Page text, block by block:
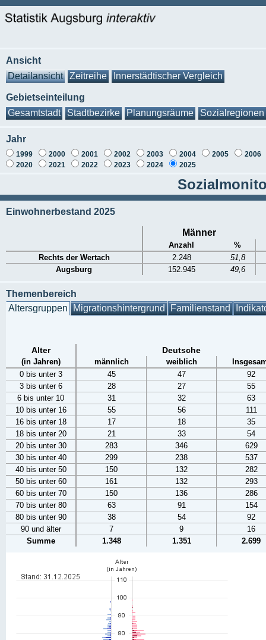
Ansicht
Detailansicht
Zeitreihe Innerstädtischer Vergleich
Gebietseinteilung
Gesamtstadt
Stadtbezirke Planungsräume Sozialregionen
Jahr
1999 2000 2001 2002 2003 2004 2005
2006
2020
2021 2022 2023 2024 2025
Einwohnerbestand 2025
Männer
Anzahl
%
Rechts der Wertach
2.248
51,8
Augsburg
152.945 49,6
Themenbereich
Altersgruppen Migrationshintergrund Familienstand
Alter Deutsche
(in Jahren) männlich weiblich
0 bis unter 3
45 47
92
3 bis unter 6
28 27
55
6 bis unter 10
31 32
63
10 bis unter 16
55 56
111
16 bis unter 18
17 18
35
18 bis unter 20
21 33
54
20 bis unter 30
283 346
629
30 bis unter 40
299 238
537
40 bis unter 50
150 132
282
50 bis unter 60
161 132
293
60 bis unter 70
150 136
286
70 bis unter 80
63 91
154
80 bis unter 90
38 54
92
90 und älter
7 9
16
Summe
1.348 1.351 2.699